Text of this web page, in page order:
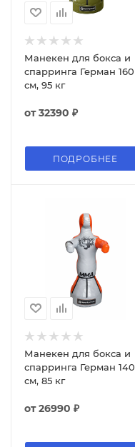
Манекен для бокса и
спарринга Герман 160
см, 95 кг
от32390 ₽
ПОДРОБНЕЕ
Манекен для бокса и
спарринга Герман 140
см, 85 кг
от26990 ₽